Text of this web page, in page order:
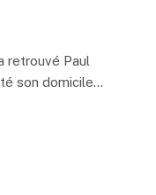
retrouvé Paul
son domicile…